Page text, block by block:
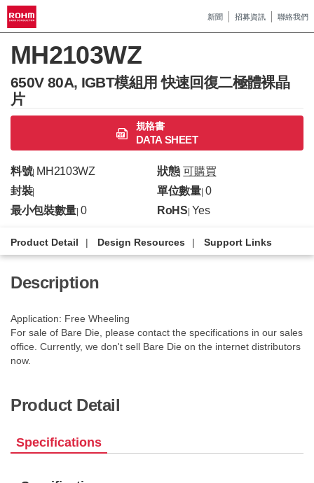
新聞 招募資訊 聯絡我們
MH2103WZ
650V 80A, IGBT模組用 快速回復二極體裸晶
片
規格書
DATA SHEET
料號| MH2103WZ 狀態| 可購買
封裝| 單位數量| 0
最小包裝數量 |0 RoHS Yes
Product Detail Design Resources Support Links
Description
Application: Free Wheeling
For sale of Bare Die, please contact the specifications in our sales
office. Currently, we don't sell Bare Die on the internet distributors
now.
Product Detail
Specifications